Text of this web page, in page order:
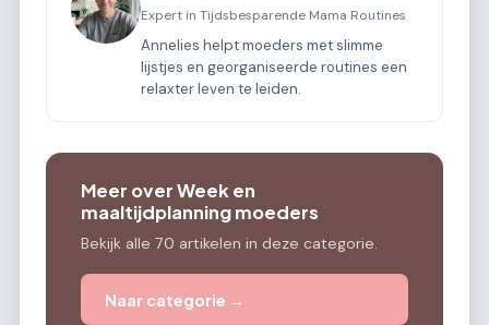
Expert in Tijdsbesparende Mama Routines
Annelies helpt moeders met slimme
lijstjes en georganiseerde routines een
relaxter leven te leiden.
Meer over Week en
maaltijdplanning moeders
Bekijk alle 70 artikelen in deze categorie.
Naar categorie →